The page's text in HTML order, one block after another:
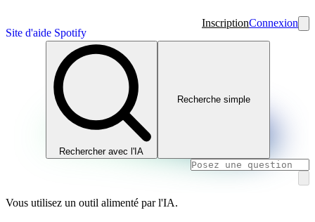
Site d'aide Spotify
InscriptionConnexion
Rechercher avec l'IA
Recherche simple
Vous utilisez un outil alimenté par l'IA.